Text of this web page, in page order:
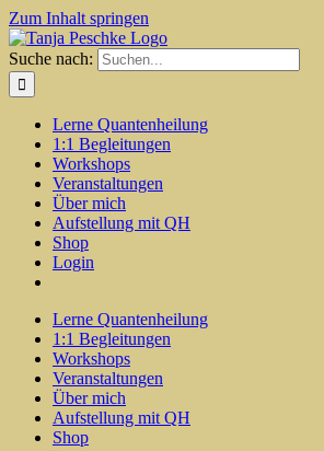
Zum Inhalt springen
Suche nach:
Lerne Quantenheilung
1:1 Begleitungen
Workshops
Veranstaltungen
Über mich
Aufstellung mit QH
Shop
Login
Lerne Quantenheilung
1:1 Begleitungen
Workshops
Veranstaltungen
Über mich
Aufstellung mit QH
Shop